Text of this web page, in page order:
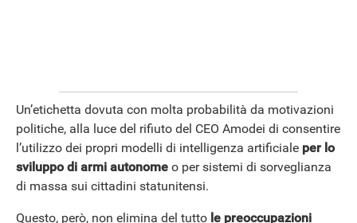
Un’etichetta dovuta con molta probabilità da motivazioni
politiche, alla luce del rifiuto del CEO Amodei di consentire
l’utilizzo dei propri modelli di intelligenza artificiale per lo
sviluppo di armi autonome o per sistemi di sorveglianza
di massa sui cittadini statunitensi.
Questo, però, non elimina del tutto le preoccupazioni